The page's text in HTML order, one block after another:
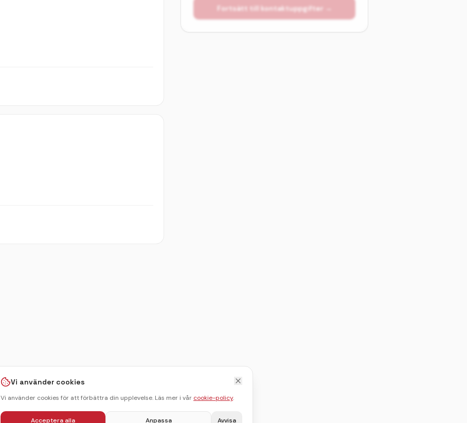
Fortsätt till kontaktuppgifter →
Vi använder cookies
Vi använder cookies för att förbättra din upplevelse. Läs mer i vår cookie-policy.
Acceptera alla Anpassa Avvisa